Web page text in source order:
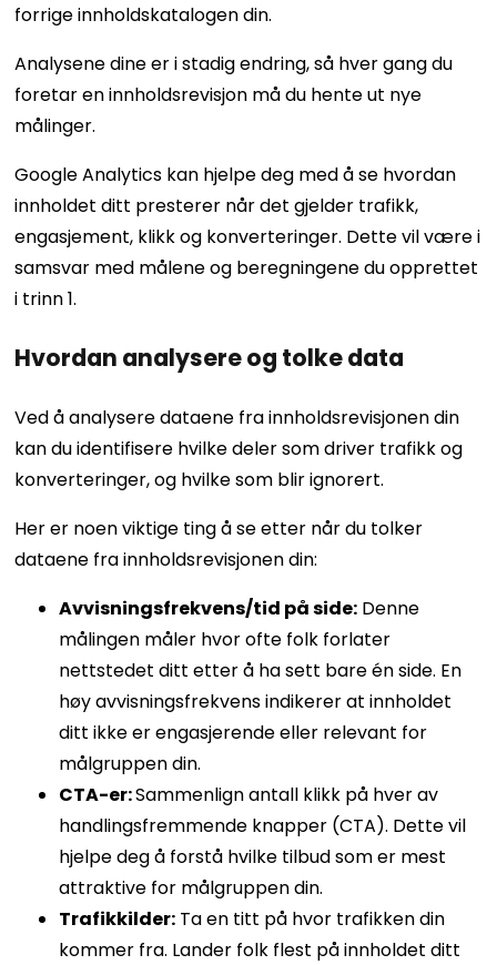
forrige innholdskatalogen din.
Analysene dine er i stadig endring, så hver gang du
foretar en innholdsrevisjon må du hente ut nye
målinger.
Google Analytics kan hjelpe deg med å se hvordan
innholdet ditt presterer når det gjelder trafikk,
engasjement, klikk og konverteringer. Dette vil være i
samsvar med målene og beregningene du opprettet
i trinn 1.
Hvordan analysere og tolke data
Ved å analysere dataene fra innholdsrevisjonen din
kan du identifisere hvilke deler som driver trafikk og
konverteringer, og hvilke som blir ignorert.
Her er noen viktige ting å se etter når du tolker
dataene fra innholdsrevisjonen din:
Avvisningsfrekvens/tid på side: Denne
målingen måler hvor ofte folk forlater
nettstedet ditt etter å ha sett bare én side. En
høy avvisningsfrekvens indikerer at innholdet
ditt ikke er engasjerende eller relevant for
målgruppen din.
CTA-er:Sammenlign antall klikk på hver av
handlingsfremmende knapper (CTA). Dette vil
hjelpe deg å forstå hvilke tilbud som er mest
attraktive for målgruppen din.
Trafikkilder: Ta en titt på hvor trafikken din
kommer fra. Lander folk flest på innholdet ditt